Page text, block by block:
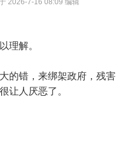
2026-7-16 08:09 编辑
理解。
的错，来绑架政府，残害
让人厌恶了。